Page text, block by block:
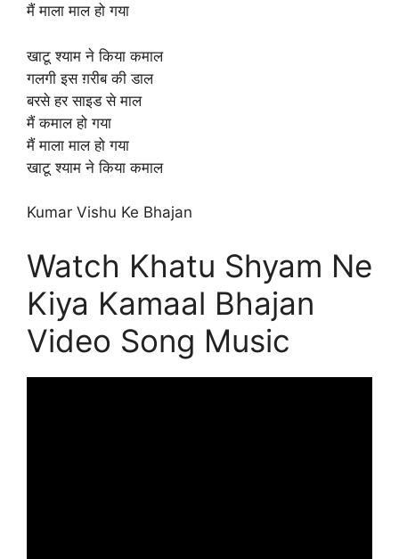
मैं माला माल हो गया
खाटू श्याम ने किया कमाल
गलगी इस ग़रीब की डाल
बरसे हर साइड से माल
मैं कमाल हो गया
मैं माला माल हो गया
खाटू श्याम ने किया कमाल
Kumar Vishu Ke Bhajan
Watch Khatu Shyam Ne
Kiya Kamaal Bhajan
Video Song Music